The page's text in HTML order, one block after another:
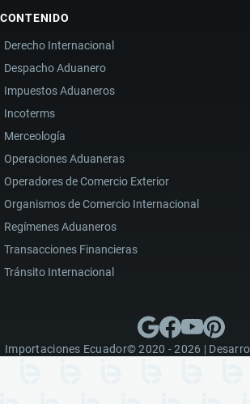
CONTENIDO
Derecho Internacional
Despacho Aduanero
Impuestos Aduaneros
Incoterms
Merceología
Operaciones Aduaneras
Operadores de Comercio Exterior
Organismos de Comercio Internacional
Regímenes Aduaneros
Transacciones Financieras
Tránsito Internacional
Importaciones Ecuador© 2020 - 2026 |